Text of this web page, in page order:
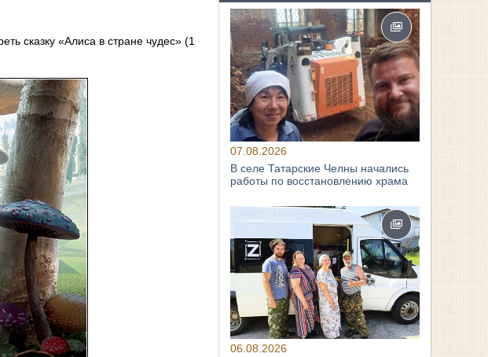
сказку «Алиса в стране чудес» (1
07.08.2026
В селе Татарские Челны начались
работы по восстановлению храма
06.08.2026